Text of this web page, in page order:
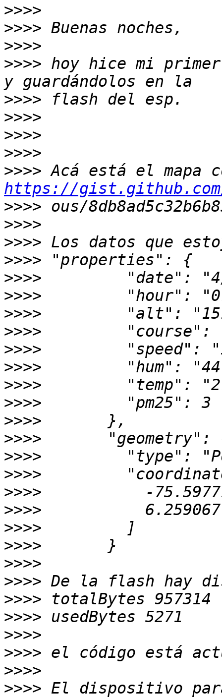
>>>>
>>>>
>>>>
>>>> hoy hice mi
>>>>
>>>>
>>>>
>>>>
>>>>
https://gist.github.com/
>>>>
>>>>
>>>>
>>>>
>>>>
>>>>
>>>>
>>>>
>>>>
>>>>
>>>>
>>>>
>>>>
>>>>
>>>>
>>>>
>>>>
>>>>
>>>>
>>>>
>>>>
>>>>
>>>>
>>>>
>>>>
>>>>
>>>>
>>>> El dispositivo